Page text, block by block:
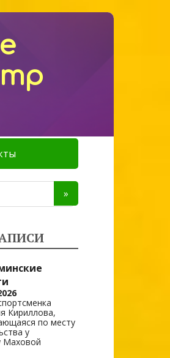
Кириллова,
по месту
у
Маховой